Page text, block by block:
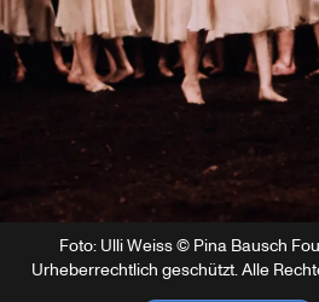
Foto: Ulli Weiss © Pina Bausch
Urheberrechtlich geschützt. Alle